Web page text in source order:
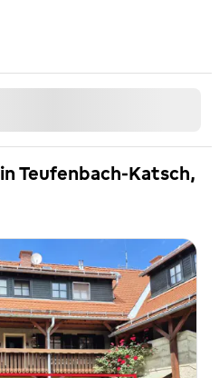
Teufenbach-Katsch,